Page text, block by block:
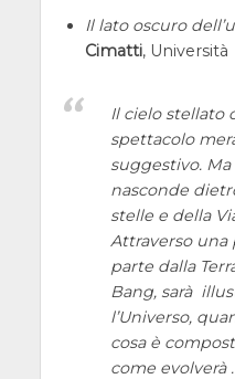
Il lato oscuro
Cimatti,
Il cielo stellato
spettacolo
suggestivo. Ma
nasconde
stelle e della
Attraverso una
parte dalla
Bang, sarà
l’Universo,
cosa è
come evolverà